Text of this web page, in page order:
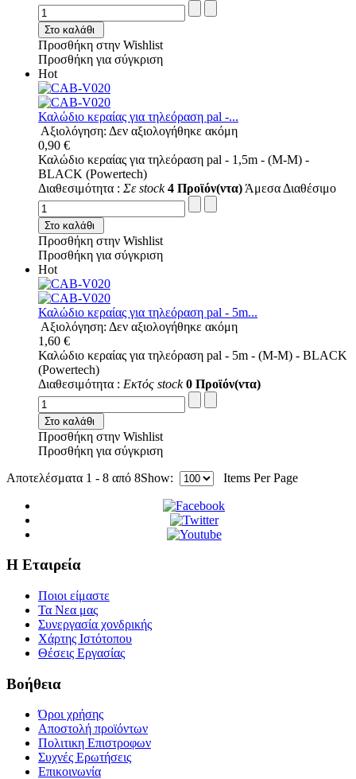
Στο καλάθι
Προσθήκη στην Wishlist
Προσθήκη για σύγκριση
Hot
Καλώδιο κεραίας για τηλεόραση pal -...
Αξιολόγηση: Δεν αξιολογήθηκε ακόμη
0,90 €
Καλώδιο κεραίας για τηλεόραση pal - 1,5m - (M-M) -
BLACK (Powertech)
Διαθεσιμότητα : Σε stock 4 Προϊόν(ντα) Άμεσα Διαθέσιμο
Στο καλάθι
Προσθήκη στην Wishlist
Προσθήκη για σύγκριση
Hot
Καλώδιο κεραίας για τηλεόραση pal - 5m...
Αξιολόγηση: Δεν αξιολογήθηκε ακόμη
1,60 €
Καλώδιο κεραίας για τηλεόραση pal - 5m - (M-M) - BLACK
(Powertech)
Διαθεσιμότητα : Εκτός stock 0 Προϊόν(ντα)
Στο καλάθι
Προσθήκη στην Wishlist
Προσθήκη για σύγκριση
Αποτελέσματα 1 - 8 από 8Show: Items Per Page
Η Εταιρεία
Ποιοι είμαστε
Τα Νεα μας
Συνεργασία χονδρικής
Χάρτης Ιστότοπου
Θέσεις Εργασίας
Βοήθεια
Όροι χρήσης
Αποστολή προϊόντων
Πολιτικη Επιστροφων
Συχνές Ερωτήσεις
Επικοινωνία